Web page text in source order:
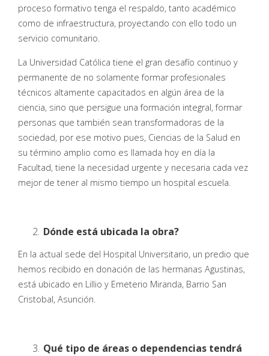
proceso formativo tenga el respaldo, tanto académico
como de infraestructura, proyectando con ello todo un
servicio comunitario.
La Universidad Católica tiene el gran desafío continuo y
permanente de no solamente formar profesionales
técnicos altamente capacitados en algún área de la
ciencia, sino que persigue una formación integral, formar
personas que también sean transformadoras de la
sociedad, por ese motivo pues, Ciencias de la Salud en
su término amplio como es llamada hoy en día la
Facultad, tiene la necesidad urgente y necesaria cada vez
mejor de tener al mismo tiempo un hospital escuela.
Dónde está ubicada la obra?
En la actual sede del Hospital Universitario, un predio que
hemos recibido en donación de las hermanas Agustinas,
está ubicado en Lillio y Emeterio Miranda, Barrio San
Cristobal, Asunción.
Qué tipo de áreas o dependencias tendrá